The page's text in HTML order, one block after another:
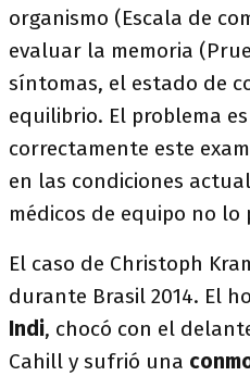
organismo (Escala de
evaluar la memoria
síntomas, el estado de
equilibrio. El problema
correctamente este
en las condiciones
médicos de equipo no lo
El caso de Christoph
durante Brasil 2014. El
Indi, chocó con el
Cahill y sufrió una